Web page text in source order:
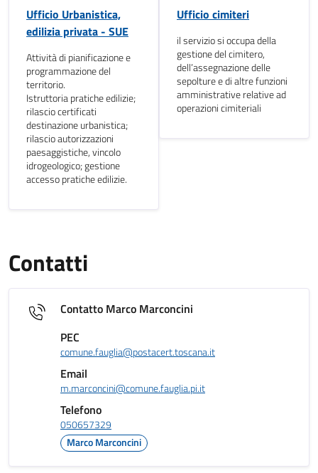
Ufficio Urbanistica,
edilizia privata - SUE
Attività di pianificazione e
programmazione del
territorio.
Istruttoria pratiche edilizie;
rilascio certificati
destinazione urbanistica;
rilascio autorizzazioni
paesaggistiche, vincolo
idrogeologico; gestione
accesso pratiche edilizie.
Ufficio cimiteri
il servizio si occupa della
gestione del cimitero,
dell’assegnazione delle
sepolture e di altre funzioni
amministrative relative ad
operazioni cimiteriali
Contatti
Contatto Marco Marconcini
PEC
comune.fauglia@postacert.toscana.it
Email
m.marconcini@comune.fauglia.pi.it
Telefono
050657329
Marco Marconcini